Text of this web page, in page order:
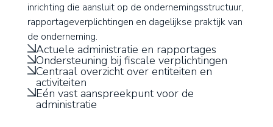
inrichting die aansluit op de ondernemingsstructuur,
rapportageverplichtingen en dagelijkse praktijk van
de onderneming.
Actuele administratie en rapportages
Ondersteuning bij fiscale verplichtingen
Centraal overzicht over entiteiten en
activiteiten
Eén vast aanspreekpunt voor de
administratie